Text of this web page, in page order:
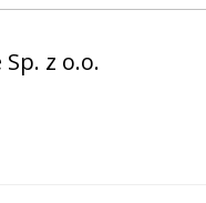
z o.o.